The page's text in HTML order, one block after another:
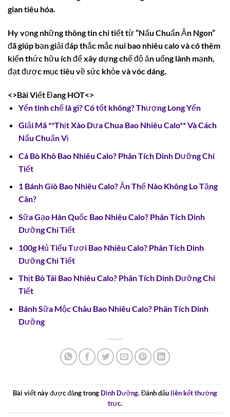
gian tiêu hóa.
Hy vọng những thông tin chi tiết từ “Nấu Chuẩn Ăn Ngon”
đã giúp bạn giải đáp thắc mắc nui bao nhiêu calovà có thêm
kiến thức hữu ích để xây dựng chế độ ăn uống lành mạnh,
đạt được mục tiêu về sức khỏe và vóc dáng.
<>Bài Viết Đang HOT<>
Yến tinh chế là gì? Có tốt không? Thượng Long Yến
Giải Mã **Thịt Xào Dưa Chua Bao Nhiêu Calo** Và Cách
Nấu Chuẩn Vị
Cá Bò Khô Bao Nhiêu Calo? Phân Tích Dinh Dưỡng Chi
Tiết
1 Bánh Giò Bao Nhiêu Calo? Ăn Thế Nào Không Lo Tăng
Cân?
Sữa Gạo Hàn Quốc Bao Nhiêu Calo? Phân Tích Dinh
Dưỡng Chi Tiết
100g Hủ Tiếu Tươi Bao Nhiêu Calo? Phân Tích Dinh
Dưỡng Chi Tiết
Thịt Bò Tái Bao Nhiêu Calo? Phân Tích Dinh Dưỡng Chi
Tiết
Bánh Sữa Mộc Châu Bao Nhiêu Calo? Phân Tích Dinh
Dưỡng
Bài viết này được đăng trong Dinh Dưỡng. Đánh dấu liên kết thường
trực.